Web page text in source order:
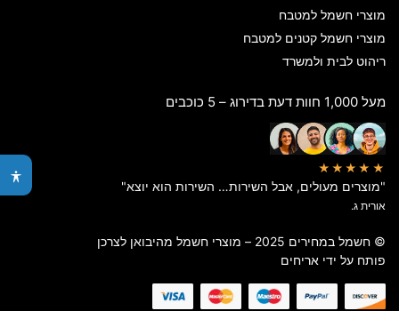
מוצרי חשמל למטבח
מוצרי חשמל קטנים למטבח
ריהוט לבית ולמשרד
מעל 1,000 חוות דעת בדירוג – 5 כוכבים
★★★★★
"מוצרים מעולים, אבל השירות… השירות הוא יוצא"
אורית ג.
© חשמל במחירים 2025 – מוצרי חשמל מהיבואן לצרכן
פותח על ידי אריחים